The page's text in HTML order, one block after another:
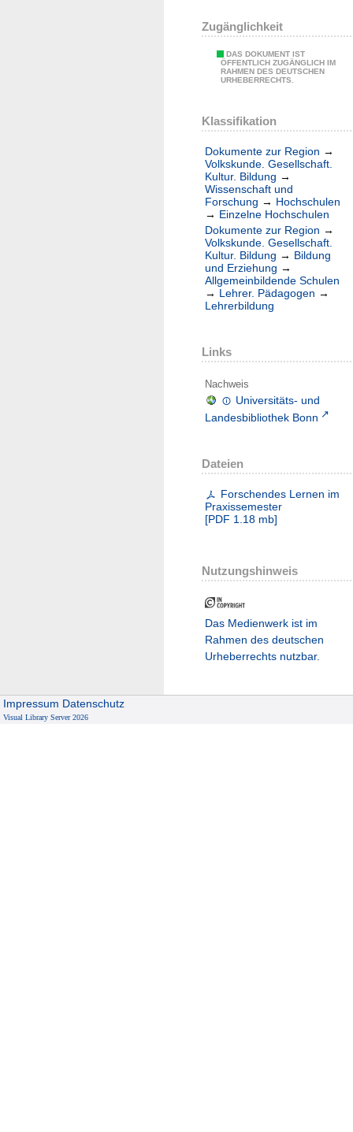
Zugänglichkeit
DAS DOKUMENT IST
ÖFFENTLICH ZUGÄNGLICH IM
RAHMEN DES DEUTSCHEN
URHEBERRECHTS.
Klassifikation
Dokumente zur Region →
Volkskunde. Gesellschaft.
Kultur. Bildung →
Wissenschaft und
Forschung → Hochschulen
→ Einzelne Hochschulen
Dokumente zur Region →
Volkskunde. Gesellschaft.
Kultur. Bildung → Bildung
und Erziehung →
Allgemeinbildende Schulen
→ Lehrer. Pädagogen →
Lehrerbildung
Links
Nachweis
Universitäts- und
Landesbibliothek Bonn
Dateien
Forschendes Lernen im
Praxissemester
[PDF 1.18 mb]
Nutzungshinweis
Das Medienwerk ist im
Rahmen des deutschen
Urheberrechts nutzbar.
Impressum Datenschutz
Visual Library Server 2026